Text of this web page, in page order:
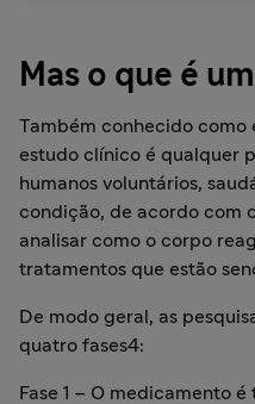
Mas o que é
Também conhecido como
estudo clínico é qualquer
humanos voluntários,
condição, de acordo com
analisar como o corpo
tratamentos que estão
De modo geral, as
quatro fases4:
Fase 1 – O medicamento